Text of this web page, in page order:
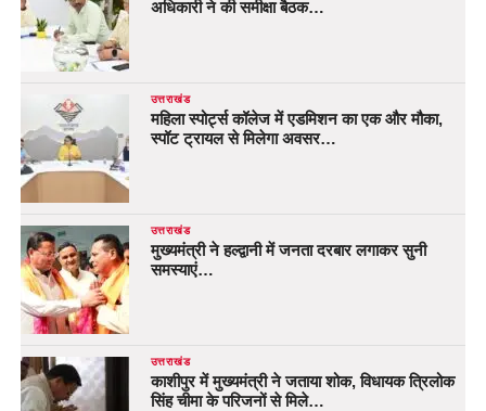
अधिकारी ने की समीक्षा बैठक…
उत्तराखंड
महिला स्पोर्ट्स कॉलेज में एडमिशन का एक और मौका,
स्पॉट ट्रायल से मिलेगा अवसर…
उत्तराखंड
मुख्यमंत्री ने हल्द्वानी में जनता दरबार लगाकर सुनी
समस्याएं…
उत्तराखंड
काशीपुर में मुख्यमंत्री ने जताया शोक, विधायक त्रिलोक
सिंह चीमा के परिजनों से मिले…